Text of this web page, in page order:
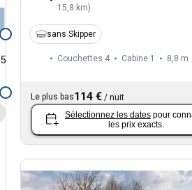
15,8 km)
sans Skipper
Couchettes 4 Cabine 1 8,8 m
Le plus bas114 € / nuit
Sélectionnez les dates pour
les prix exacts.